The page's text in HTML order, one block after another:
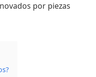
por piezas